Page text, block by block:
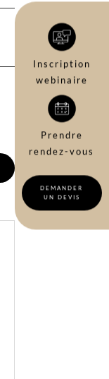
Inscription
webinaire
Prendre
rendez-vous
DEMANDER
UN DEVIS